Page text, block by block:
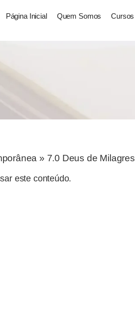
Página Inicial Quem Somos Cursos
» 7.0 Deus de Milagres
este conteúdo.